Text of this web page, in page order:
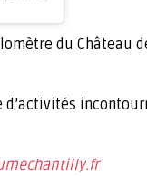
du Château